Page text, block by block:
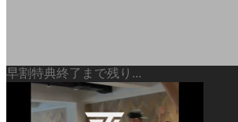
早割特典終了まで残り...